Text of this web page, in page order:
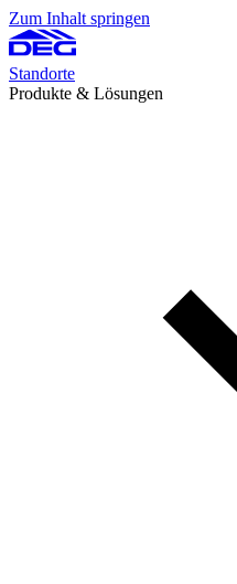
Zum Inhalt springen
Standorte
Produkte & Lösungen